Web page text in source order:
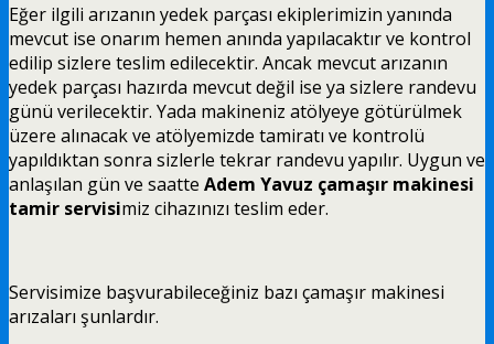
Eğer ilgili arızanın yedek parçası ekiplerimizin yanında
mevcut ise onarım hemen anında yapılacaktır ve kontrol
edilip sizlere teslim edilecektir. Ancak mevcut arızanın
yedek parçası hazırda mevcut değil ise ya sizlere randevu
günü verilecektir. Yada makineniz atölyeye götürülmek
üzere alınacak ve atölyemizde tamiratı ve kontrolü
yapıldıktan sonra sizlerle tekrar randevu yapılır. Uygun ve
anlaşılan gün ve saatte Adem Yavuz çamaşır makinesi
tamir servisimiz cihazınızı teslim eder.
Servisimize başvurabileceğiniz bazı çamaşır makinesi
arızaları şunlardır.